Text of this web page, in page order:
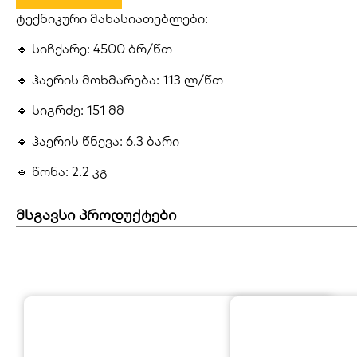
ტექნიკური მახასიათებლები:
🔹 სიჩქარე: 4500 ბრ/წთ
🔹 ჰაერის მოხმარება: 113 ლ/წთ
🔹 სიგრძე: 151 მმ
🔹 ჰაერის წნევა: 6.3 ბარი
🔹 წონა: 2.2 კგ
მსგავსი პროდუქტები